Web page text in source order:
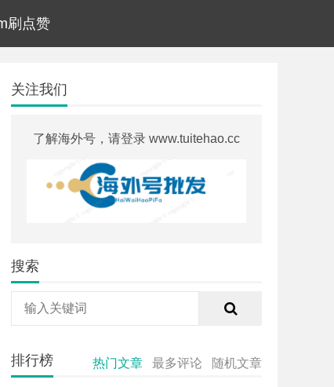
刷点赞
关注我们
了解海外号，请登录 www.tuitehao.cc
搜索
排行榜 热门文章 最多评论 随机文章